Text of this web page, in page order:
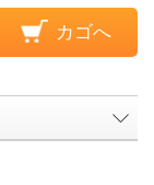
カゴへ